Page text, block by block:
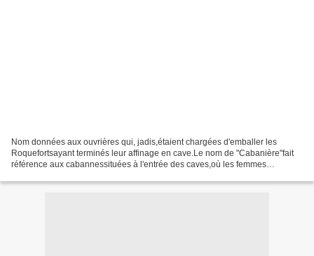
Nom données aux ouvrières qui, jadis,étaient chargées d'emballer les
Roquefortsayant terminés leur affinage en cave.Le nom de "Cabanière"fait
référence aux cabannessituées à l'entrée des caves,où les femmes